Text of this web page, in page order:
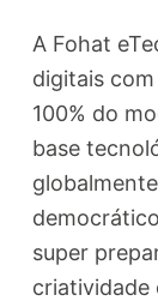
A Fohat
digitais
100% do
base
super
criatividade